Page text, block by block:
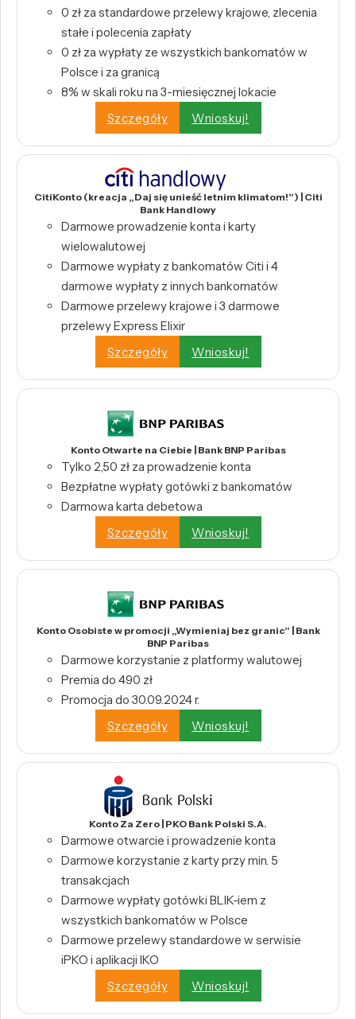
0 zł za standardowe przelewy krajowe, zlecenia
stałe i polecenia zapłaty
0 zł za wypłaty ze wszystkich bankomatów w
Polsce i za granicą
8% w skali roku na 3-miesięcznej lokacie
Szczegóły
Wnioskuj!
CitiKonto (kreacja „Daj się unieść letnim klimatom!”) | Citi
Bank Handlowy
Darmowe prowadzenie konta i karty
wielowalutowej
Darmowe wypłaty z bankomatów Citi i 4
darmowe wypłaty z innych bankomatów
Darmowe przelewy krajowe i 3 darmowe
przelewy Express Elixir
Szczegóły
Wnioskuj!
Konto Otwarte na Ciebie | Bank BNP Paribas
Tylko 2,50 zł za prowadzenie konta
Bezpłatne wypłaty gotówki z bankomatów
Darmowa karta debetowa
Szczegóły
Wnioskuj!
Konto Osobiste w promocji „Wymieniaj bez granic” | Bank
BNP Paribas
Darmowe korzystanie z platformy walutowej
Premia do 490 zł
Promocja do 30.09.2024 r.
Szczegóły
Wnioskuj!
Konto Za Zero | PKO Bank Polski S.A.
Darmowe otwarcie i prowadzenie konta
Darmowe korzystanie z karty przy min. 5
transakcjach
Darmowe wypłaty gotówki BLIK-iem z
wszystkich bankomatów w Polsce
Darmowe przelewy standardowe w serwisie
iPKO i aplikacji IKO
Szczegóły
Wnioskuj!